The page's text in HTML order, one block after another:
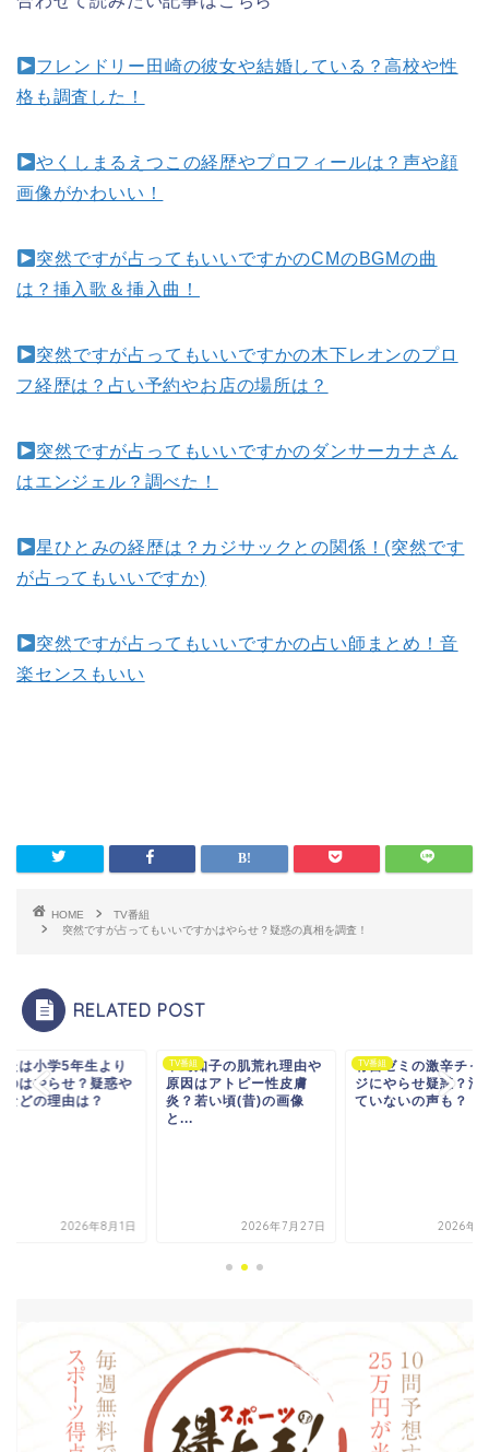
フレンドリー田崎の彼女や結婚している？高校や性
格も調査した！
やくしまるえつこの経歴やプロフィールは？声や顔
画像がかわいい！
突然ですが占ってもいいですかのCMのBGMの曲
は？挿入歌＆挿入曲！
突然ですが占ってもいいですかの木下レオンのプロ
フ経歴は？占い予約やお店の場所は？
突然ですが占ってもいいですかのダンサーカナさん
はエンジェル？調べた！
星ひとみの経歴は？カジサックとの関係！(突然です
が占ってもいいですか)
突然ですが占ってもいいですかの占い師まとめ！音
楽センスもいい
HOME
TV番組
突然ですが占ってもいいですかはやらせ？疑惑の真相を調査！
RELATED POST
たは小学5年生より
のはやらせ？疑惑や
などの理由は？
2026年8月1日
TV番組
中島知子の肌荒れ理由や
原因はアトピー性皮膚
炎？若い頃(昔)の画像
と...
2026年7月27日
TV番組
有吉ゼミの激辛チャ
ジにやらせ疑惑？汗
ていないの声も？
2026年8